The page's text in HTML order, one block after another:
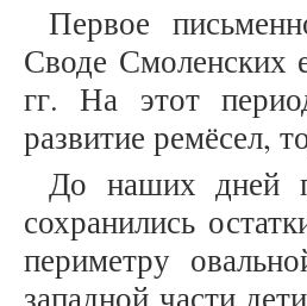
Первое
Своде Смоленских
гг. На этот
развитие ремёсел,
До наших дней
сохранились
периметру